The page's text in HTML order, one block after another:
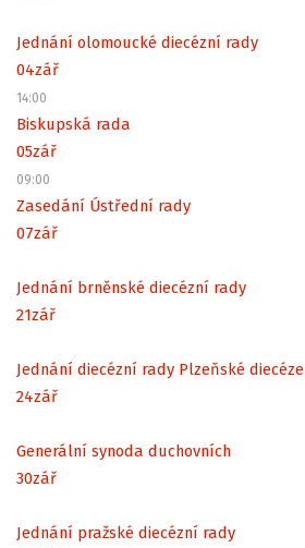
Jednání olomoucké diecézní rady
04zář
14:00
Biskupská rada
05zář
09:00
Zasedání Ústřední rady
07zář
Jednání brněnské diecézní rady
21zář
Jednání diecézní rady Plzeňské diecéze
24zář
Generální synoda duchovních
30zář
Jednání pražské diecézní rady